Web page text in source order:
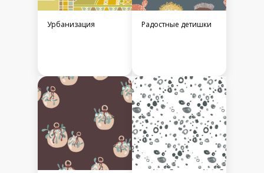
Урбанизация Радостные детишки